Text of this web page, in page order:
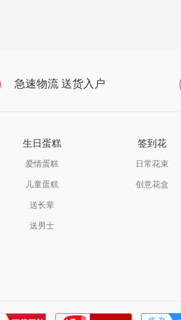
急速物流 送货入户
生日蛋糕
爱情蛋糕
儿童蛋糕
送长辈
送男士
签到花
日常花束
创意花盒